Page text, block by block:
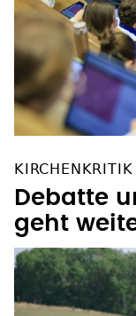
Debatte
geht